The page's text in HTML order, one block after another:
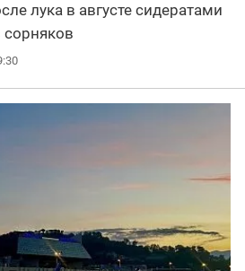
лука в августе сидератами
сорняков